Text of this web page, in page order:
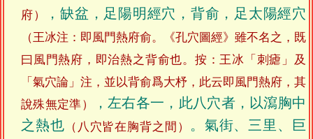
府）
，缺盆，足陽明經穴，背俞，足太陽經穴
（王冰注：即風門熱府俞。《孔穴圖經》雖不名之，既
曰風門熱府，即治熱之背俞也。按：王冰「刺瘧」及
「氣穴論」注，並以背俞爲大杼，此云即風門熱府，其
說殊無定準）
，左右各一，此八穴者，以瀉胸中
之熱也 （八穴皆在胸背之間）
。氣街、三里、巨